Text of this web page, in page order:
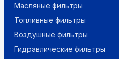
Масляные фильтры
Топливные фильтры
Воздушные фильтры
Гидравлические фильтры